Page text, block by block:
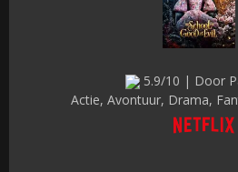
5.9/10 | Door
Actie, Avontuur, Drama,